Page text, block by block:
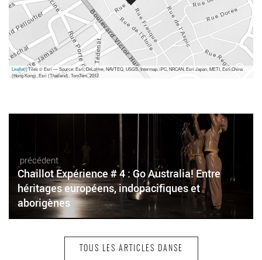
Leaflet| Tiles © Esri — Source: Esri, DeLorme, NAVTEQ, USGS, Intermap, iPC, NRCAN, Esri Japan, METI, Esri China
(Hong Kong), Esri (Thailand), TomTom, 2012
précédent
Chaillot Expérience # 4 : Go Australia! Entre
héritages européens, indopacifiques et
aborigènes
TOUS LES ARTICLES DANSE